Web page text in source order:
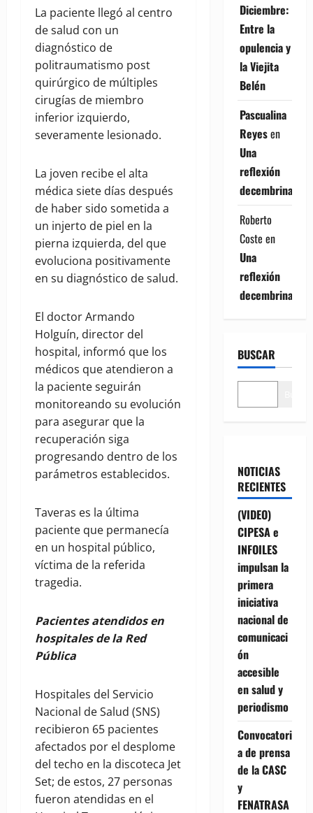
La paciente llegó al centro
de salud con un
diagnóstico de
politraumatismo post
quirúrgico de múltiples
cirugías de miembro
inferior izquierdo,
severamente lesionado.
La joven recibe el alta
médica siete días después
de haber sido sometida a
un injerto de piel en la
pierna izquierda, del que
evoluciona positivamente
en su diagnóstico de salud.
El doctor Armando
Holguín, director del
hospital, informó que los
médicos que atendieron a
la paciente seguirán
monitoreando su evolución
para asegurar que la
recuperación siga
progresando dentro de los
parámetros establecidos.
Taveras es la última
paciente que permanecía
en un hospital público,
víctima de la referida
tragedia.
Pacientes atendidos en
hospitales de la Red
Pública
Hospitales del Servicio
Nacional de Salud (SNS)
recibieron 65 pacientes
afectados por el desplome
del techo en la discoteca Jet
Set; de estos, 27 personas
fueron atendidas en el
Diciembre:
Entre la
opulencia y
la Viejita
Belén
Pascualina
Reyesen
Una
reflexión
decembrina
Roberto
Coste en
Una
reflexión
decembrina
BUSCAR
NOTICIAS
RECIENTES
(VIDEO)
CIPESA e
INFOILES
impulsan la
primera
iniciativa
nacional de
comunicaci
ón
accesible
en salud y
periodismo
Convocatori
a de prensa
de la CASC
y
FENATRASA